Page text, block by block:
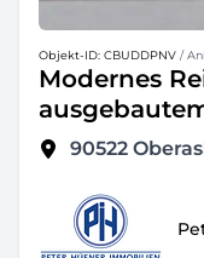
Objekt-ID: CBUDDPNV /
Modernes
90522